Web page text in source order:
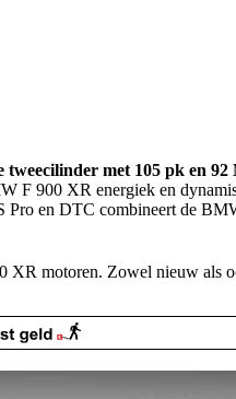
met 105 pk en 92
F 900 XR energiek en
en DTC combineert de
motoren. Zowel nieuw als